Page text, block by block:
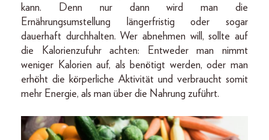
kann. Denn nur dann wird man die
Ernährungsumstellung längerfristig oder sogar
dauerhaft durchhalten. Wer abnehmen will, sollte auf
die Kalorienzufuhr achten: Entweder man nimmt
weniger Kalorien auf, als benötigt werden, oder man
erhöht die körperliche Aktivität und verbraucht somit
mehr Energie, als man über die Nahrung zuführt.